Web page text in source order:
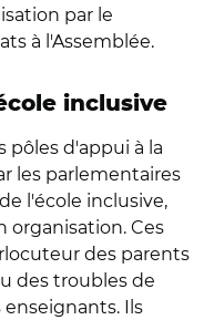
par le
à l'Assemblée.
inclusive
pôles d'appui à la
les parlementaires
l'école inclusive,
organisation. Ces
des parents
des troubles de
enseignants. Ils